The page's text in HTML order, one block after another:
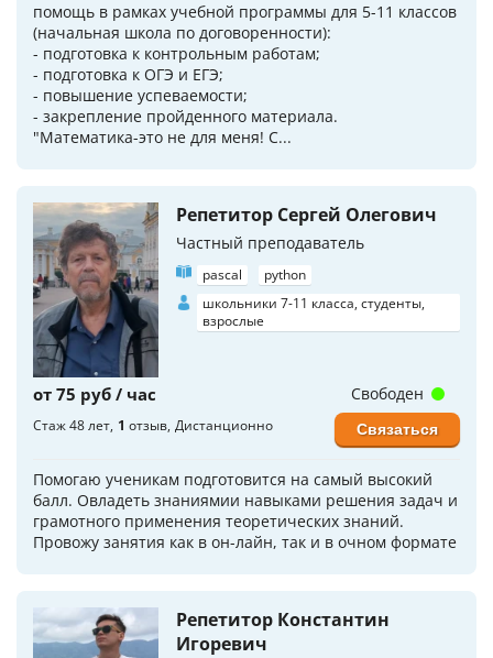
помощь в рамках учебной программы для 5-11 классов
(начальная школа по договоренности):
- подготовка к контрольным работам;
- подготовка к ОГЭ и ЕГЭ;
- повышение успеваемости;
- закрепление пройденного материала.
"Математика-это не для меня! С...
Репетитор Сергей Олегович
Частный преподаватель
pascal
python
школьники 7-11 класса, студенты,
взрослые
от 75 руб / час
Стаж 48 лет 1 отзыв Дистанционно
Помогаю ученикам подготовится на самый высокий
балл. Овладеть знаниямии навыками решения задач и
грамотного применения теоретических знаний.
Провожу занятия как в он-лайн, так и в очном формате
Свободен
Связаться
Репетитор Константин
Игоревич